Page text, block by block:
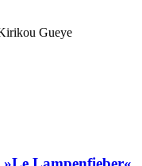
Gueye